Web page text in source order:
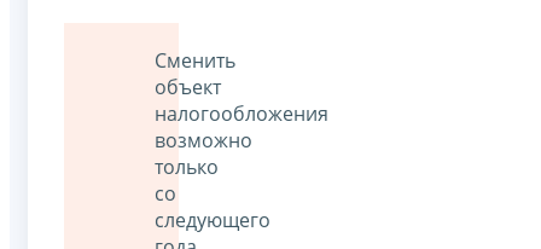
Сменить
объект
налогообложения
возможно
только
со
следующего